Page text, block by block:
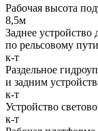
Рабочая высота
8,5м
Заднее
по рельсовому пути
к-т
Раздельное
и задним
к-т
Устройство
к-т